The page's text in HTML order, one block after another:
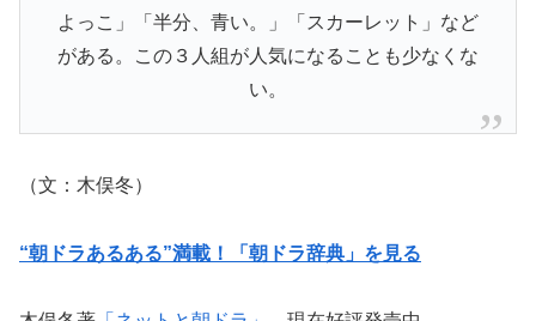
よっこ」「半分、青い。」「スカーレット」など
がある。この３人組が人気になることも少なくな
い。
（文：木俣冬）
“朝ドラあるある”満載！「朝ドラ辞典」を見る